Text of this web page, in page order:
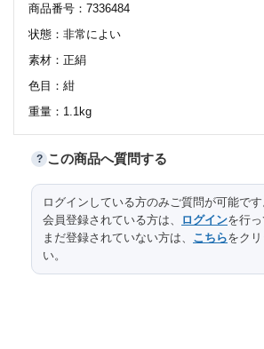
商品番号：7336484
状態：非常によい
素材：正絹
色目：紺
重量：1.1kg
サイズ（cm）
身丈
裄
? この商品へ質問する
ログインしている方のみご質問が可能です
会員登録されている方は、
ログインを行っ
まだ登録されていない方は、 こちらをク
い。